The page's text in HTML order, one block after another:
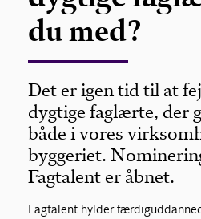
du med?
Det er igen tid til at
dygtige faglærte, der
både i vores
byggeriet.
Fagtalent er åbnet.
Fagtalent hylder